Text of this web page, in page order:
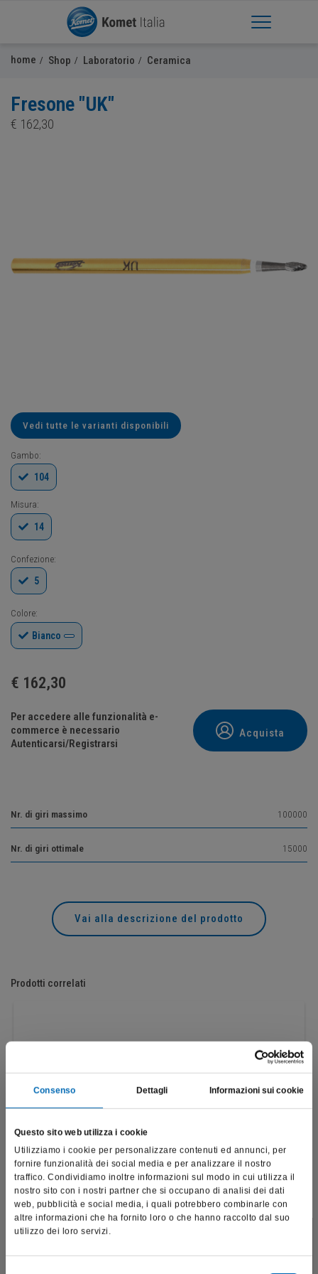
Consenso Dettagli Informazioni sui cookie
Questo sito web utilizza i cookie
Utilizziamo i cookie per personalizzare contenuti ed annunci, per
fornire funzionalità dei social media e per analizzare il nostro
traffico. Condividiamo inoltre informazioni sul modo in cui utilizza il
nostro sito con i nostri partner che si occupano di analisi dei dati
web, pubblicità e social media, i quali potrebbero combinarle con
altre informazioni che ha fornito loro o che hanno raccolto dal suo
utilizzo dei loro servizi.
Apri Menu
home Shop Laboratorio Ceramica
Fresone "UK"
€ 162,30
Vedi tutte le varianti disponibili
Gambo:
104
Misura:
14
Confezione:
5
Colore:
Bianco
€ 162,30
Per accedere alle funzionalità e-
commerce è necessario
Autenticarsi/Registrarsi
Acquista
Nr. di giri massimo 100000
Nr. di giri ottimale 15000
Vai alla descrizione del prodotto
Prodotti correlati
H129DF
professionali e riporta dati, prodotti e beni sensibili per la